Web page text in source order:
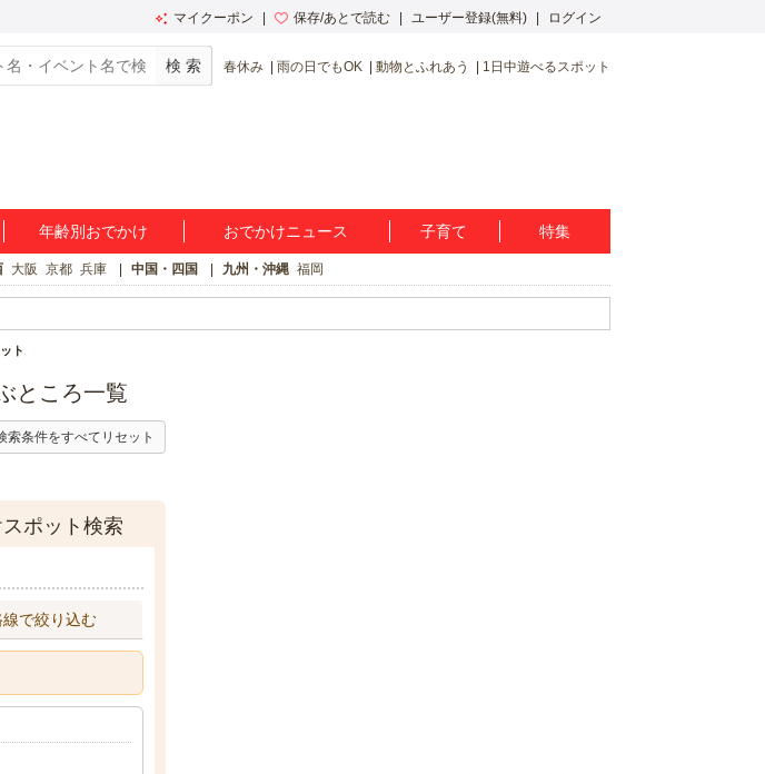
マイクーポン 保存/あとで読む ユーザー登録(無料) ログイン
春休み 雨の日でもOK 動物とふれあう 1日中遊べるスポット
年齢別おでかけ おでかけニュース 子育て 特集
大阪 京都 兵庫 中国・四国 九州・沖縄 福岡
ト
ところ一覧
索条件をすべてリセット
ポット検索
で絞り込む